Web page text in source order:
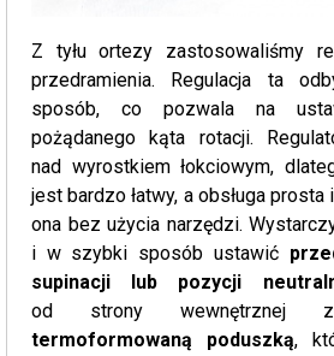
Z tyłu ortezy zastosowaliśmy
przedramienia. Regulacja ta
sposób, co pozwala na
pożądanego kąta rotacji.
nad wyrostkiem łokciowym,
jest bardzo łatwy, a obsługa
ona bez użycia narzędzi.
i w szybki sposób ustawić
supinacji lub pozycji
od strony wewnętrznej
termoformowaną poduszką,